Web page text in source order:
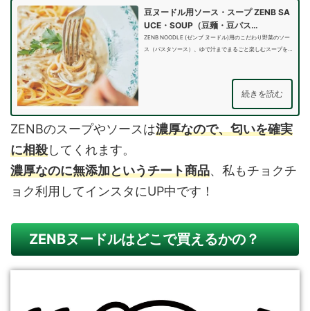
豆ヌードル用ソース・スープ ZENB SA
UCE・SOUP（豆麺・豆パス…
ZENB NOODLE (ゼンブ ヌードル)用のこだわり野菜のソー
ス（パスタソース）、ゆで汁までまるごと楽しむスープを
続きを読む
ZENBのスープやソースは濃厚なので、匂いを確実
に相殺してくれます。
濃厚なのに無添加というチート商品、私もチョクチ
ョク利用してインスタにUP中です！
ZENBヌードルはどこで買えるかの？